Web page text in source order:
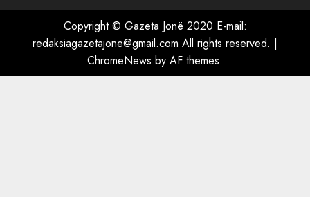
“Ngecin” në portin e Durrësit
dy ora Rolex dhe 351 puro,
tentuan t’i fusin në Shqipëri të
padeklaruara
Copyright © Gazeta Jonë 2020 E-mail:
redaksiagazetajone@gmail.com All rights reserved. |
ChromeNews by AF themes.